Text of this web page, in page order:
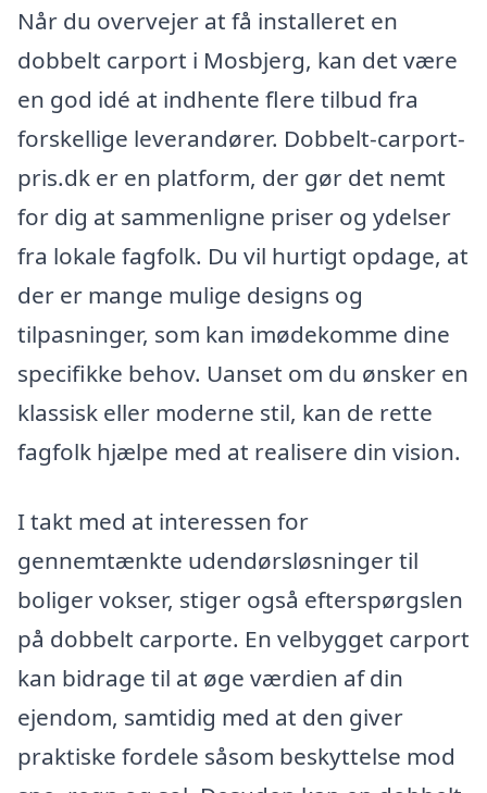
Når du overvejer at få installeret en
dobbelt carport i Mosbjerg, kan det være
en god idé at indhente flere tilbud fra
forskellige leverandører. Dobbelt-carport-
pris.dk er en platform, der gør det nemt
for dig at sammenligne priser og ydelser
fra lokale fagfolk. Du vil hurtigt opdage, at
der er mange mulige designs og
tilpasninger, som kan imødekomme dine
specifikke behov. Uanset om du ønsker en
klassisk eller moderne stil, kan de rette
fagfolk hjælpe med at realisere din vision.
I takt med at interessen for
gennemtænkte udendørsløsninger til
boliger vokser, stiger også efterspørgslen
på dobbelt carporte. En velbygget carport
kan bidrage til at øge værdien af din
ejendom, samtidig med at den giver
praktiske fordele såsom beskyttelse mod